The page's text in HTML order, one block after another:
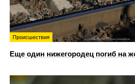
Происшествия
Еще один нижегородец погиб на